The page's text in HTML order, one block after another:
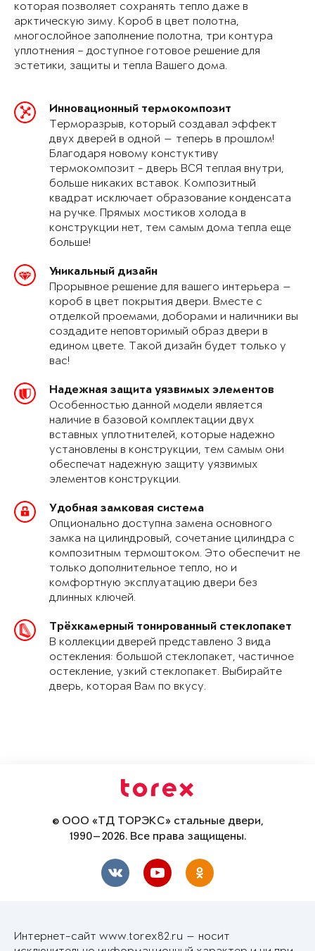
которая позволяет сохранять тепло даже в
арктическую зиму. Короб в цвет полотна,
многослойное заполнение полотна, три контура
уплотнения – доступное готовое решение для
эстетики, защиты и тепла Вашего дома.
Инновационный термокомпозит
Терморазрыв, который создавал эффект
двух дверей в одной — теперь в прошлом!
Благодаря новому констуктиву
термокомпозит - дверь ВСЯ теплая внутри,
больше никаких вставок. Композитный
квадрат исключает образование конденсата
на ручке. Прямых мостиков холода в
конструкции нет, тем самым дома тепла еще
больше!
Уникальный дизайн
Прорывное решение для вашего интерьера —
короб в цвет покрытия двери. Вместе с
отделкой проемами, доборами и наличники вы
создадите неповторимый образ двери в
едином цвете. Такой дизайн будет только у
вас!
Надежная защита уязвимых элементов
Особенностью данной модели является
наличие в базовой комплектации двух
вставных уплотнителей, которые надежно
установлены в конструкции, тем самым они
обеспечат надежную защиту уязвимых
элементов конструкции.
Удобная замковая система
Опционально доступна замена основного
замка на цилиндровый, сочетание цилиндра с
композитным термоштоком. Это обеспечит не
только дополнительное тепло, но и
комфортную эксплуатацию двери без
длинных ключей.
Трёхкамерный тонированный стеклопакет
В коллекции дверей представлено 3 вида
остекления: большой стеклопакет, частичное
остекление, узкий стеклопакет. Выбирайте
дверь, которая Вам по вкусу.
© ООО «ТД ТОРЭКС» стальные двери,
1990—2026. Все права защищены.
Интернет-сайт www.torex82.ru — носит